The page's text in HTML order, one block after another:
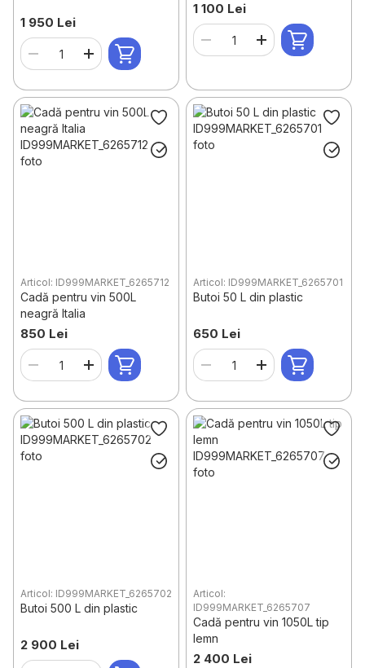
1 950 Lei
1 100 Lei
Articol: ID999MARKET_6265712
Cadă pentru vin 500L
neagră Italia
850 Lei
Articol: ID999MARKET_6265701
Butoi 50 L din plastic
650 Lei
Articol: ID999MARKET_6265702
Butoi 500 L din plastic
2 900 Lei
Articol:
ID999MARKET_6265707
Cadă pentru vin 1050L tip
lemn
2 400 Lei